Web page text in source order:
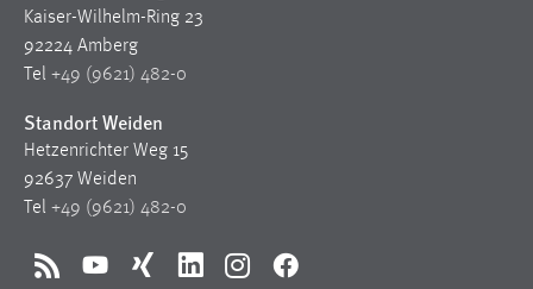
Kaiser-Wilhelm-Ring 23
92224 Amberg
Tel +49 (9621) 482-0
Standort Weiden
Hetzenrichter Weg 15
92637 Weiden
Tel +49 (9621) 482-0
RSS YouTubeXing LinkedInInstagramFacebook